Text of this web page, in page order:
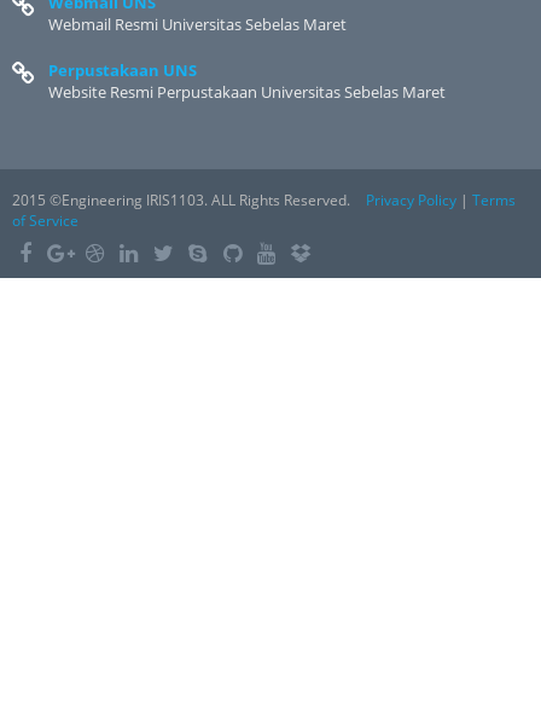
Webmail Resmi Universitas Sebelas Maret
Perpustakaan UNS
Website Resmi Perpustakaan Universitas Sebelas Maret
2015 ©Engineering IRIS1103. ALL Rights Reserved. Privacy Policy | Terms
of Service